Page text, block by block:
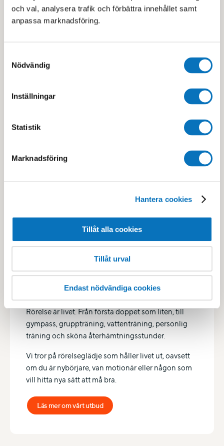
och val, analysera trafik och förbättra innehållet samt
anpassa marknadsföring.
Nödvändig
Inställningar
Statistik
Marknadsföring
Hantera cookies
Tillåt alla cookies
Tillåt urval
Endast nödvändiga cookies
hela familjen röra på sig – på samma plats,
samtidigt och på sitt eget sätt. På Medley har vi
skapat något unikt: en plats där träning, bad och
rörelse i vardagen!
För ett liv i rörelse från 0-99 år
Rörelse är livet. Från första doppet som liten, till
gympass, gruppträning, vattenträning, personlig
träning och sköna återhämtningsstunder.
Vi tror på rörelseglädje som håller livet ut, oavsett
om du är nybörjare, van motionär eller någon som
vill hitta nya sätt att må bra.
Läs mer om vårt utbud